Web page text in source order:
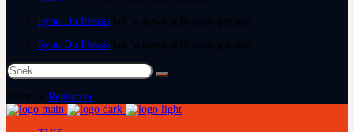
Ryno Du Plessis
Ryno Du Plessis
Soek
na:
Registreer